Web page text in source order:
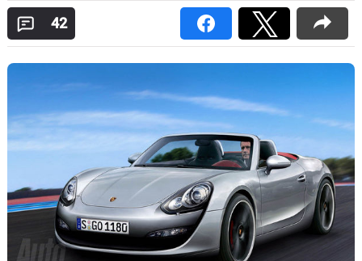
Utilitaires
Services
Moto
Marques
42